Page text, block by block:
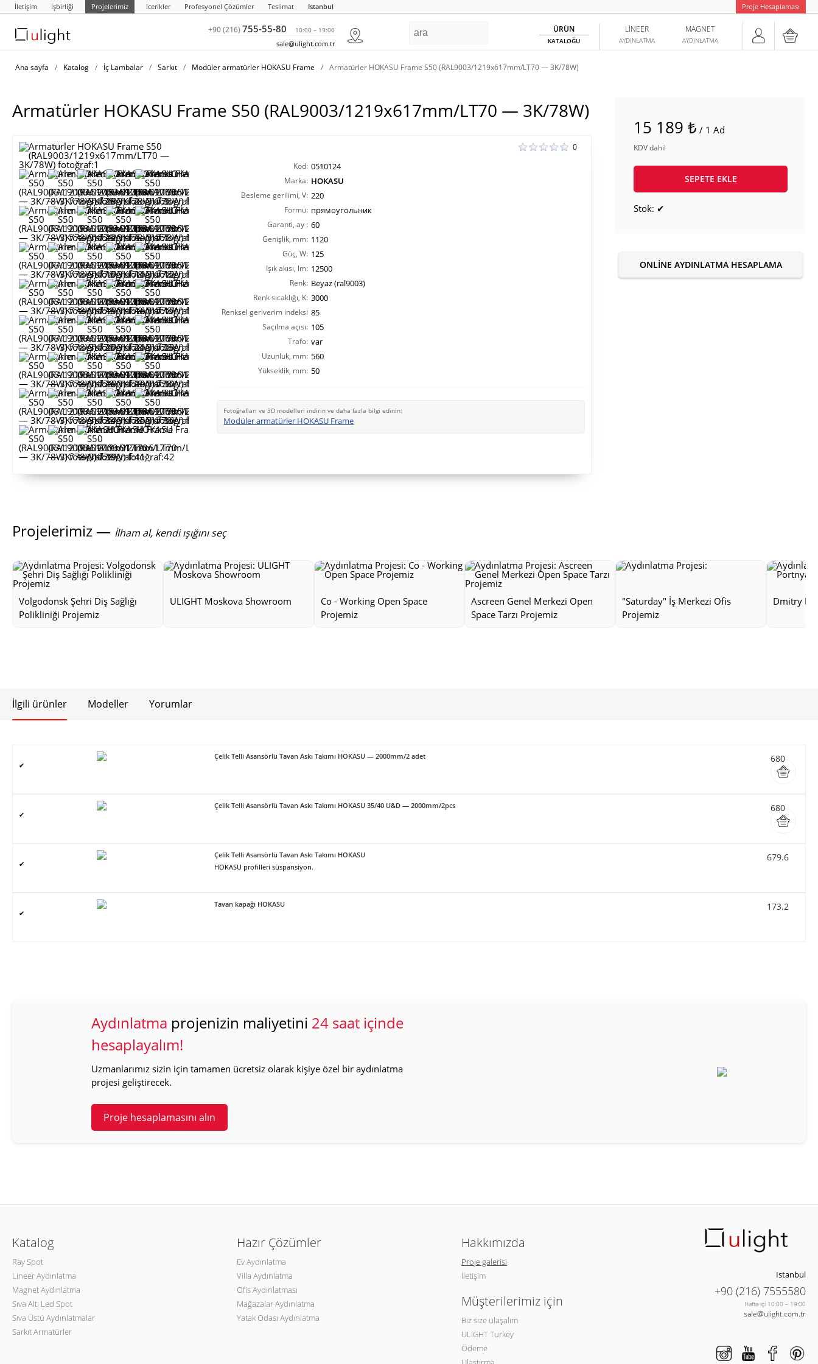
İletişim İşbirliği Projelerimiz Icerikler Profesyonel Çözümler Teslimat Istanbul Proje Hesaplaması
+90 (216)755-55-80 10:00 – 19:00
sale@ulight.com.tr
MAGNET
AYDINLATMA
LINEER
AYDINLATMA
ÜRÜN
KATALOĞU
Ana sayfa / Katalog / İç Lambalar / Sarkıt / Modüler armatürler HOKASU Frame / Armatürler HOKASU Frame S50 (RAL9003/1219x617mm/LT70 — 3K/78W)
Armatürler HOKASU Frame S50 (RAL9003/1219x617mm/LT70 — 3K/78W)
0
Kod: 0510124
Marka: HOKASU
Besleme gerilimi, V: 220
Formu: прямоугольник
Garanti, ay : 60
Genişlik, mm: 1120
Güç, W: 125
Işık akısı, lm: 12500
Renk: Beyaz (ral9003)
Renk sıcaklığı, K: 3000
Renksel geriverim indeksi
CRI(Ra):
85
Saçılma açısı: 105
Trafo: var
Uzunluk, mm: 560
Yükseklik, mm: 50
Fotoğrafları ve 3D modelleri indirin ve daha fazla bilgi edinin:
Modüler armatürler HOKASU Frame
15 189 ₺ / 1 Ad
KDV dahil
SEPETE EKLE
Stok: ✔
ONLINE AYDINLATMA HESAPLAMA
Projelerimiz — İlham al, kendi ışığını seç
Volgodonsk Şehri Diş Sağlığı
Polikliniği Projemiz
ULIGHT Moskova Showroom
Co - Working Open Space
Projemiz
Ascreen Genel Merkezi Open
Space Tarzı Projemiz
"Saturday" İş Merkezi Ofis
Projemiz
Dmitry
İlgili ürünler Modeller Yorumlar
✔
Çelik Telli Asansörlü Tavan Askı Takımı HOKASU — 2000mm/2 adet 680
✔
Çelik Telli Asansörlü Tavan Askı Takımı HOKASU 35/40 U&D — 2000mm/2pcs 680
✔
Çelik Telli Asansörlü Tavan Askı Takımı HOKASU
HOKASU profilleri süspansiyon.
679.6
✔
Tavan kapağı HOKASU 173.2
Aydınlatma projenizin maliyetini 24 saat içinde
hesaplayalım!
Uzmanlarımız sizin için tamamen ücretsiz olarak kişiye özel bir aydınlatma
projesi geliştirecek.
Proje hesaplamasını alın
Katalog
Ray Spot
Lineer Aydınlatma
Magnet Aydınlatma
Sıva Altı Led Spot
Sıva Üstü Aydınlatmalar
Sarkıt Armatürler
Hazır Çözümler
Ev Aydınlatma
Villa Aydınlatma
Ofis Aydınlatması
Mağazalar Aydınlatma
Yatak Odası Aydınlatma
Hakkımızda
Proje galerisi
İletişim
Müşterilerimiz için
Biz size ulaşalım
ULIGHT Turkey
Ödeme
Istanbul
+90 (216) 7555580
Hafta içi 10:00 – 19:00
sale@ulight.com.tr